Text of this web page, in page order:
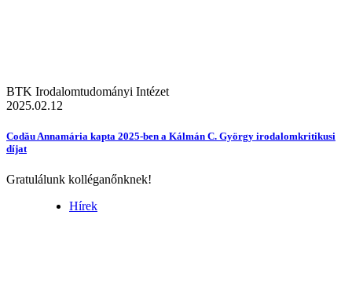
BTK Irodalomtudományi Intézet
2025.02.12
Codău Annamária kapta 2025-ben a Kálmán C. György irodalomkritikusi
díjat
Gratulálunk kolléganőnknek!
Hírek